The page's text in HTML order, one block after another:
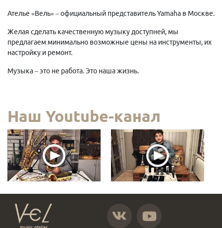
Ателье «Вель» – официальный представитель Yamaha в Москве.
Желая сделать качественную музыку доступней, мы
предлагаем минимально возможные цены на инструменты, их
настройку и ремонт.
Музыка – это не работа. Это наша жизнь.
Наш Youtube-канал